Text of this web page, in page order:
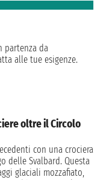
partenza da
alle tue esigenze.
oltre il Circolo
con una crociera
delle Svalbard. Questa
glaciali mozzafiato,